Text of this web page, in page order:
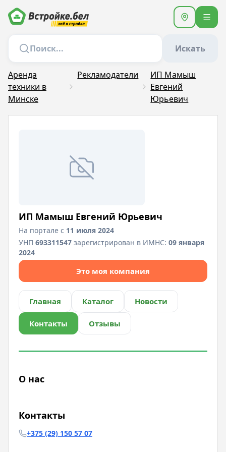
Искать
Аренда
техники в
Минске
Рекламодатели
ИП Мамыш
Евгений
Юрьевич
ИП Мамыш Евгений Юрьевич
На портале с 11 июля 2024
УНП 693311547 зарегистрирован в ИМНС: 09 января
2024
Это моя компания
Главная Каталог Новости
Контакты Отзывы
О нас
Контакты
+375 (29) 150 57 07